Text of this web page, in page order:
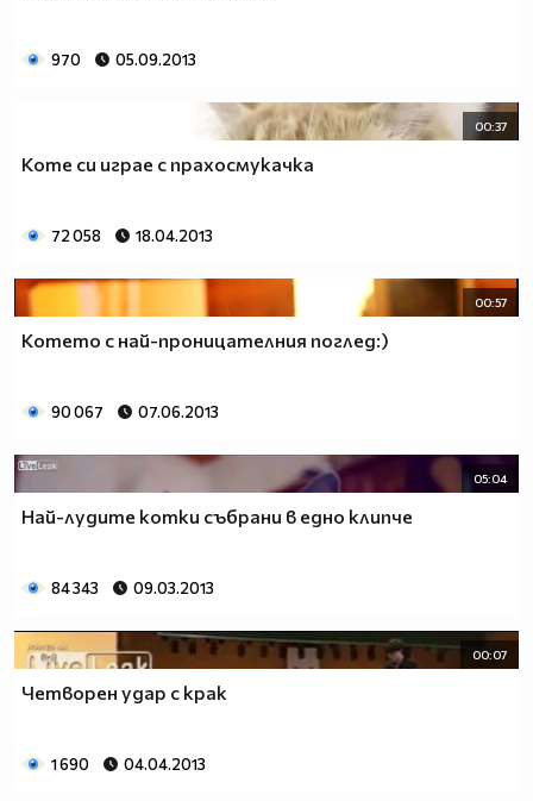
970 05.09.2013
00:37
Коте си играе с прахосмукачка
72 058 18.04.2013
00:57
Котето с най-проницателния поглед:)
90 067 07.06.2013
05:04
Най-лудите котки събрани в едно клипче
84 343 09.03.2013
00:07
Четворен удар с крак
1 690 04.04.2013